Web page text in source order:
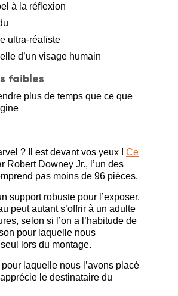
à la réflexion
ultra-réaliste
d’un visage humain
faibles
plus de temps que ce que
? Il est devant vos yeux ! Ce
Robert Downey Jr., l’un des
pas moins de 96 pièces.
support robuste pour l’exposer.
peut autant s’offrir à un adulte
selon si l’on a l’habitude de
pour laquelle nous
lors du montage.
laquelle nous l’avons placé
le destinataire du